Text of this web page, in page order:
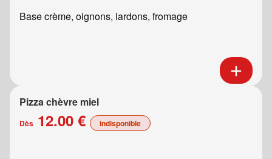
Base crème, oignons, lardons, fromage
Pizza chèvre miel
Dès 12.00 € indisponible